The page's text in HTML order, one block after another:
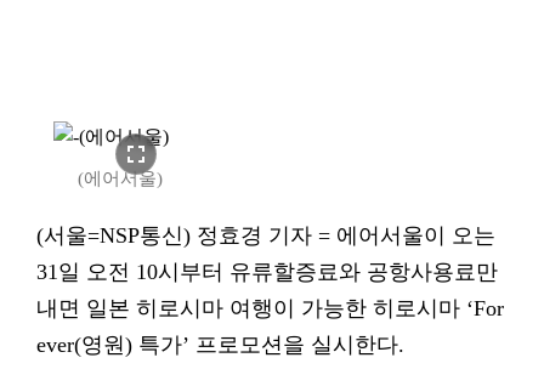
fullscreen
(에어서울)
(서울=NSP통신) 정효경 기자 = 에어서울이 오는
31일 오전 10시부터 유류할증료와 공항사용료만
내면 일본 히로시마 여행이 가능한 히로시마 ‘For
ever(영원) 특가’ 프로모션을 실시한다.